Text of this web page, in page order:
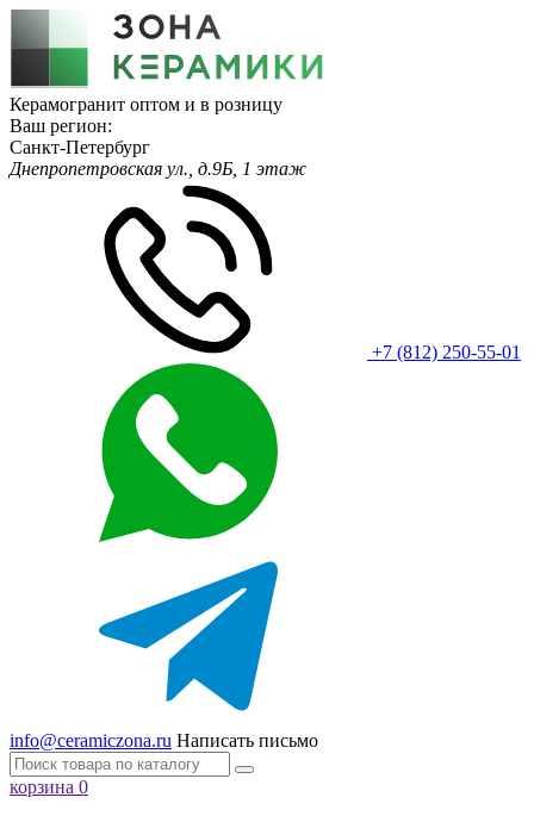
Керамогранит оптом и в розницу
Ваш регион:
Санкт-Петербург
Днепропетровская ул., д.9Б, 1 этаж
+7 (812) 250-55-01
info@ceramiczona.ru Написать письмо
корзина 0